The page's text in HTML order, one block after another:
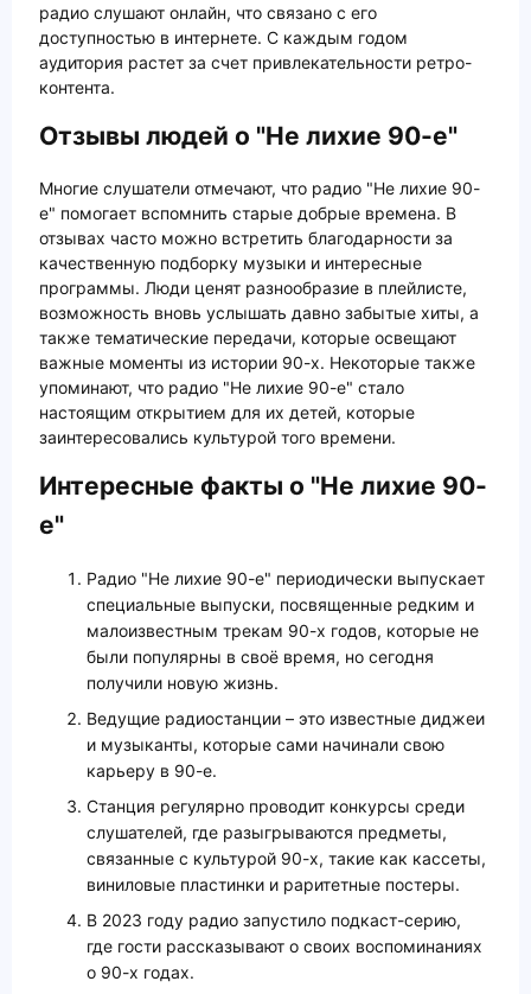
радио слушают онлайн, что связано с его
доступностью в интернете. С каждым годом
аудитория растет за счет привлекательности ретро-
контента.
Отзывы людей о "Не лихие 90-е"
Многие слушатели отмечают, что радио "Не лихие 90-
е" помогает вспомнить старые добрые времена. В
отзывах часто можно встретить благодарности за
качественную подборку музыки и интересные
программы. Люди ценят разнообразие в плейлисте,
возможность вновь услышать давно забытые хиты, а
также тематические передачи, которые освещают
важные моменты из истории 90-х. Некоторые также
упоминают, что радио "Не лихие 90-е" стало
настоящим открытием для их детей, которые
заинтересовались культурой того времени.
Интересные факты о "Не лихие 90-
е"
Радио "Не лихие 90-е" периодически выпускает
специальные выпуски, посвященные редким и
малоизвестным трекам 90-х годов, которые не
были популярны в своё время, но сегодня
получили новую жизнь.
Ведущие радиостанции – это известные диджеи
и музыканты, которые сами начинали свою
карьеру в 90-е.
Станция регулярно проводит конкурсы среди
слушателей, где разыгрываются предметы,
связанные с культурой 90-х, такие как кассеты,
виниловые пластинки и раритетные постеры.
В 2023 году радио запустило подкаст-серию,
где гости рассказывают о своих воспоминаниях
о 90-х годах.